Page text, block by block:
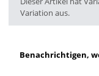
Variation aus.
Benachrichtigen,